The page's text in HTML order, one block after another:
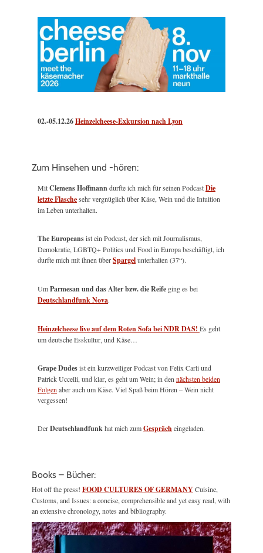
02.-05.12.26Heinzelcheese-Exkursion nach Lyon
Zum Hinsehen und -hören:
MitClemens Hoffmanndurfte ich mich für seinen PodcastDie
letzte Flaschesehr vergnüglich über Käse, Wein und die Intuition
im Leben unterhalten.
The Europeansist ein Podcast, der sich mit Journalismus,
Demokratie, LGBTQ+ Politics und Food in Europa beschäftigt, ich
durfte mich mit ihnen überSpargelunterhalten (37“).
UmParmesan und das Alter bzw. die Reife ging es bei
Deutschlandfunk Nova.
Heinzelcheese live auf dem Roten Sofa bei NDR DAS! Es geht
um deutsche Esskultur, und Käse…
Grape Dudesist ein kurzweiliger Podcast von Felix Carli und
Patrick Uccelli, und klar, es geht um Wein; in den nächsten beiden
Folgen aber auch um Käse. Viel Spaß beim Hören – Wein nicht
vergessen!
DerDeutschlandfunkhat mich zumGesprächeingeladen.
Books – Bücher:
Hot off the press! FOOD CULTURES OF GERMANYCuisine,
Customs, and Issues: a concise, comprehensible and yet easy read, with
an extensive chronology, notes and bibliography.